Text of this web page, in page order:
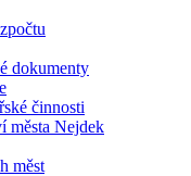
dokumenty
činnosti
města Nejdek
měst